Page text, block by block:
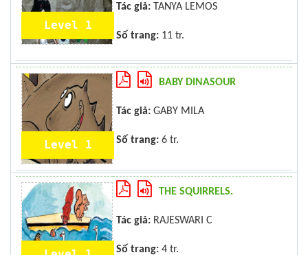
Level 1
Tác giả: TANYA LEMOS
Số trang: 11 tr.
Level 1
BABY DINASOUR
Tác giả: GABY MILA
Số trang: 6 tr.
THE SQUIRRELS.
Tác giả: RAJESWARI C
Số trang: 4 tr.